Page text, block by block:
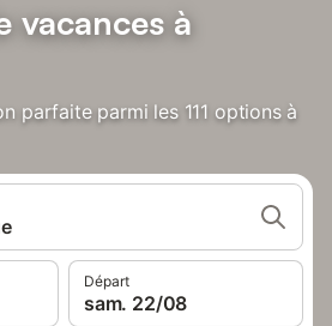
vacances à
parfaite parmi les 111 options à
Départ
sam. 22/08